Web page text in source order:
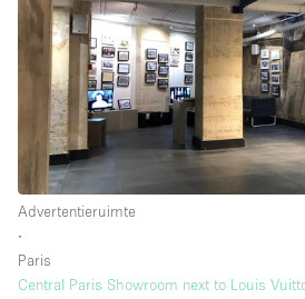
Advertentieruimte
∙
Paris
Central Paris Showroom next to Louis